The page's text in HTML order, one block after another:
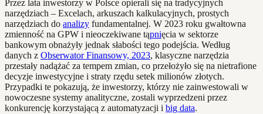
Przez lata inwestorzy w Polsce opierali się na tradycyjnych
narzędziach – Excelach, arkuszach kalkulacyjnych, prostych
narzędziach do analizy fundamentalnej. W 2023 roku gwałtowna
zmienność na GPW i nieoczekiwane tąpnięcia w sektorze
bankowym obnażyły jednak słabości tego podejścia. Według
danych z Obserwator Finansowy, 2023, klasyczne narzędzia
przestały nadążać za tempem zmian, co przełożyło się na nietrafione
decyzje inwestycyjne i straty rzędu setek milionów złotych.
Przypadki te pokazują, że inwestorzy, którzy nie zainwestowali w
nowoczesne systemy analityczne, zostali wyprzedzeni przez
konkurencję korzystającą z automatyzacji i big data.